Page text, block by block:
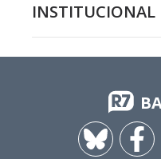
INSTITUCIONAL